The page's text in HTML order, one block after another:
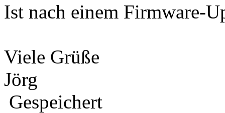
Ist nach einem Firmware-
Viele Grüße
Jörg
Gespeichert